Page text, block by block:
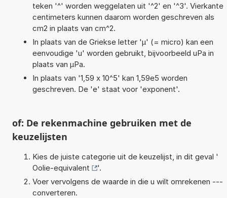
teken '^' worden weggelaten uit '^2' en '^3'. Vierkante
centimeters kunnen daarom worden geschreven als
cm2 in plaats van cm^2.
In plaats van de Griekse letter 'µ' (= micro) kan een
eenvoudige 'u' worden gebruikt, bijvoorbeeld uPa in
plaats van µPa.
In plaats van '1,59 x 10^5' kan 1,59e5 worden
geschreven. De 'e' staat voor 'exponent'.
of: De rekenmachine gebruiken met de
keuzelijsten
Kies de juiste categorie uit de keuzelijst, in dit geval '
Oolie-equivalent
'.
Voer vervolgens de waarde in die u wilt omrekenen ---
converteren.